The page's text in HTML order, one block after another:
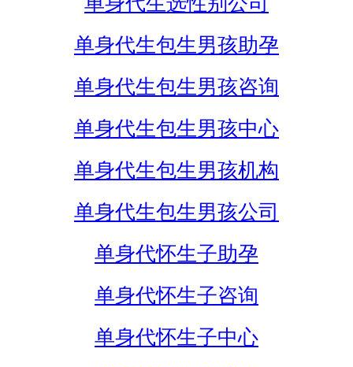
单身代生包生男孩助孕
单身代生包生男孩咨询
单身代生包生男孩中心
单身代生包生男孩机构
单身代生包生男孩公司
单身代怀生子助孕
单身代怀生子咨询
单身代怀生子中心